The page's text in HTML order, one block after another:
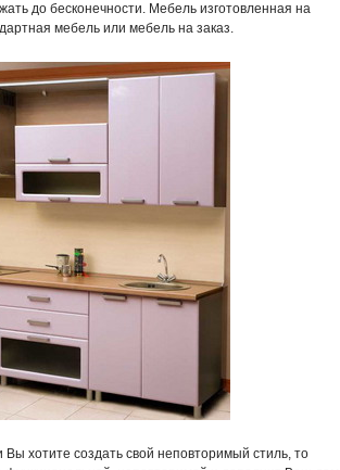
до бесконечности. Мебель изготовленная на
мебель или мебель на заказ.
хотите создать свой неповторимый стиль, то